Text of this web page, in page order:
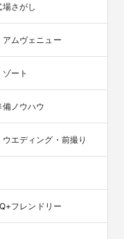
さがし
アムヴェニュー
ート
備ノウハウ
ウエディング・前撮り
フレンドリー